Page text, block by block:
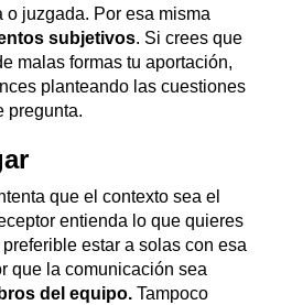
juzgada. Por esa misma
subjetivos. Si crees que
malas formas tu aportación,
planteando las cuestiones
pregunta.
que el contexto sea el
entienda lo que quieres
estar a solas con esa
que la comunicación sea
del equipo. Tampoco